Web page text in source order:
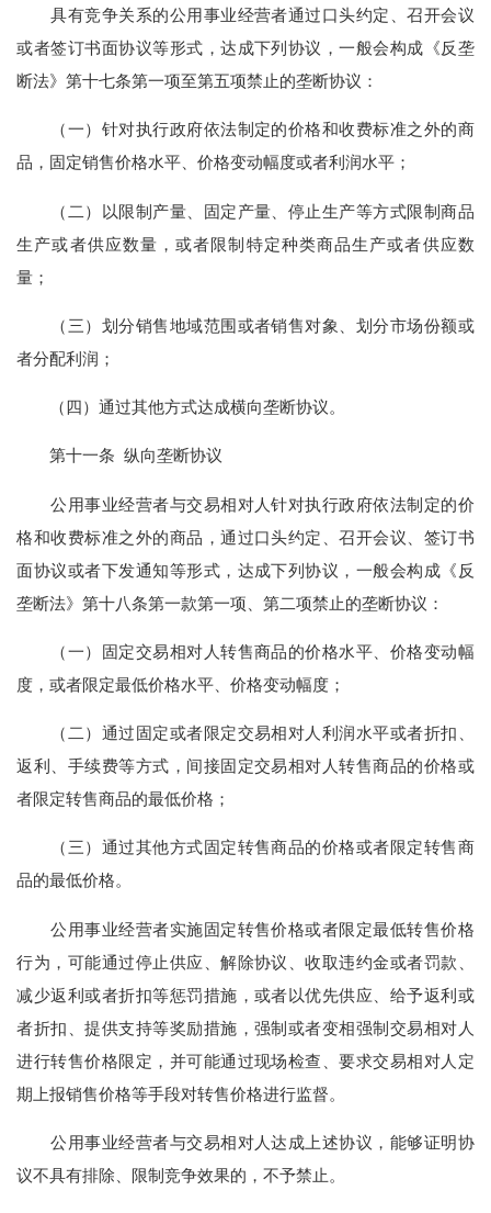
具有竞争关系的公用事业经营者通过口头约定、召开会议
或者签订书面协议等形式，达成下列协议，一般会构成《反垄
断法》第十七条第一项至第五项禁止的垄断协议：
（一）针对执行政府依法制定的价格和收费标准之外的商
品，固定销售价格水平、价格变动幅度或者利润水平；
（二）以限制产量、固定产量、停止生产等方式限制商品
生产或者供应数量，或者限制特定种类商品生产或者供应数
量；
（三）划分销售地域范围或者销售对象、划分市场份额或
者分配利润；
（四）通过其他方式达成横向垄断协议。
第十一条 纵向垄断协议
公用事业经营者与交易相对人针对执行政府依法制定的价
格和收费标准之外的商品，通过口头约定、召开会议、签订书
面协议或者下发通知等形式，达成下列协议，一般会构成《反
垄断法》第十八条第一款第一项、第二项禁止的垄断协议：
（一）固定交易相对人转售商品的价格水平、价格变动幅
度，或者限定最低价格水平、价格变动幅度；
（二）通过固定或者限定交易相对人利润水平或者折扣、
返利、手续费等方式，间接固定交易相对人转售商品的价格或
者限定转售商品的最低价格；
（三）通过其他方式固定转售商品的价格或者限定转售商
品的最低价格。
公用事业经营者实施固定转售价格或者限定最低转售价格
行为，可能通过停止供应、解除协议、收取违约金或者罚款、
减少返利或者折扣等惩罚措施，或者以优先供应、给予返利或
者折扣、提供支持等奖励措施，强制或者变相强制交易相对人
进行转售价格限定，并可能通过现场检查、要求交易相对人定
期上报销售价格等手段对转售价格进行监督。
公用事业经营者与交易相对人达成上述协议，能够证明协
议不具有排除、限制竞争效果的，不予禁止。